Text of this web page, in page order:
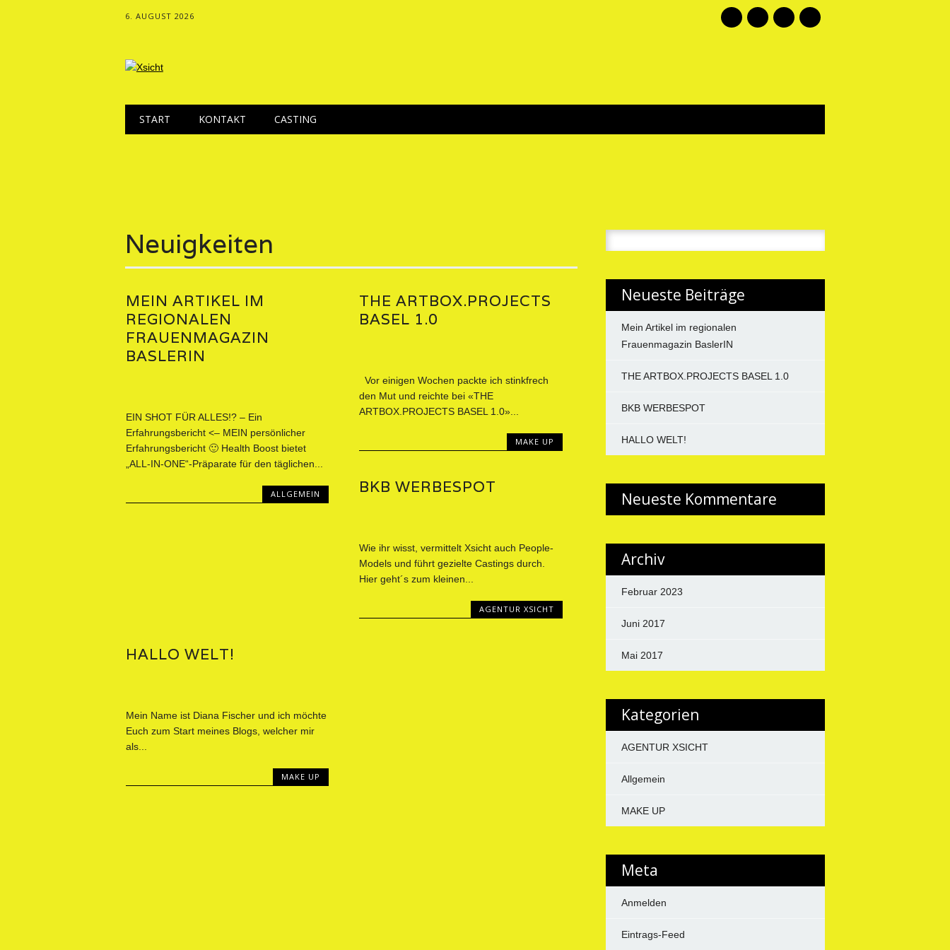
6. AUGUST 2026
Mail
Hauptmenü
START KONTAKT CASTING
Neuigkeiten
MEIN ARTIKEL IM
REGIONALEN
FRAUENMAGAZIN
BASLERIN
EIN SHOT FÜR ALLES!? – Ein
Erfahrungsbericht <– MEIN persönlicher
Erfahrungsbericht 🙂 Health Boost bietet
„ALL-IN-ONE“-Präparate für den täglichen...
ALLGEMEIN
THE ARTBOX.PROJECTS
BASEL 1.0
Vor einigen Wochen packte ich stinkfrech
den Mut und reichte bei «THE
ARTBOX.PROJECTS BASEL 1.0»...
MAKE UP
BKB WERBESPOT
Wie ihr wisst, vermittelt Xsicht auch People-
Models und führt gezielte Castings durch.
Hier geht´s zum kleinen...
AGENTUR XSICHT
HALLO WELT!
Mein Name ist Diana Fischer und ich möchte
Euch zum Start meines Blogs, welcher mir
als...
MAKE UP
nach:
Neueste Beiträge
Mein Artikel im regionalen
Frauenmagazin BaslerIN
THE ARTBOX.PROJECTS BASEL 1.0
BKB WERBESPOT
HALLO WELT!
Neueste Kommentare
Archiv
Februar 2023
Juni 2017
Mai 2017
Kategorien
AGENTUR XSICHT
Allgemein
MAKE UP
Meta
Anmelden
Eintrags-Feed